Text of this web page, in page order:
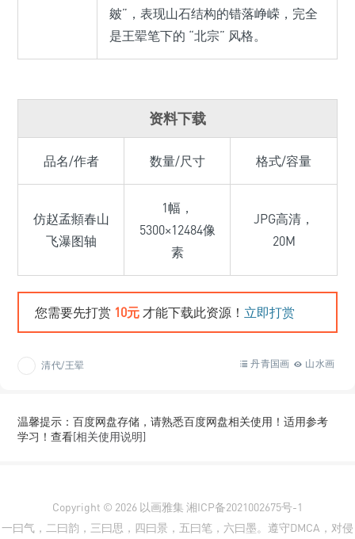
皴”，表现山石结构的错落峥嵘，完全
是王翚笔下的 “北宗” 风格。
资料下载
品名/作者 数量/尺寸 格式/容量
仿赵孟頫春山
飞瀑图轴
1幅，
5300×12484像
素
JPG高清，
20M
您需要先打赏 10元 才能下载此资源！ 立即打赏
清代/王翚 山水画
丹青国画
温馨提示：百度网盘存储，请熟悉百度网盘相关使用！适用参考
学习！查看[相关使用说明]
Copyright © 2026 以画雅集 湘ICP备2021002675号-1
一曰气，二曰韵，三曰思，四曰景，五曰笔，六曰墨。遵守DMCA，对侵